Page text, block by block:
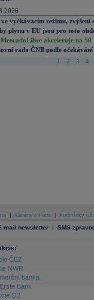
vyčkávacím režimu, zvýšení
plynu v EU jsou pro toto
akceleruje na
rada ČNB podle
1 2 3 4
Kariéra v Patrii Podmínky
mail newsletter | SMS
ČEZ
NWR
banka
Bank
O2